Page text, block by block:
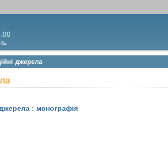
джерела
: монографія